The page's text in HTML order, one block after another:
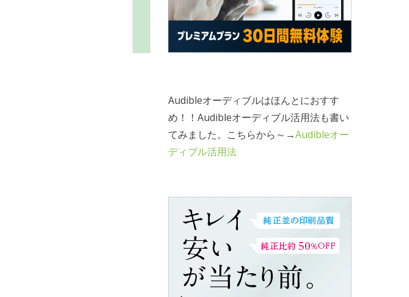
Audibleオーディブルはほんとにおすす
め！！Audibleオーディブル活用法も書い
てみました。こちらから～→Audibleオー
ディブル活用法